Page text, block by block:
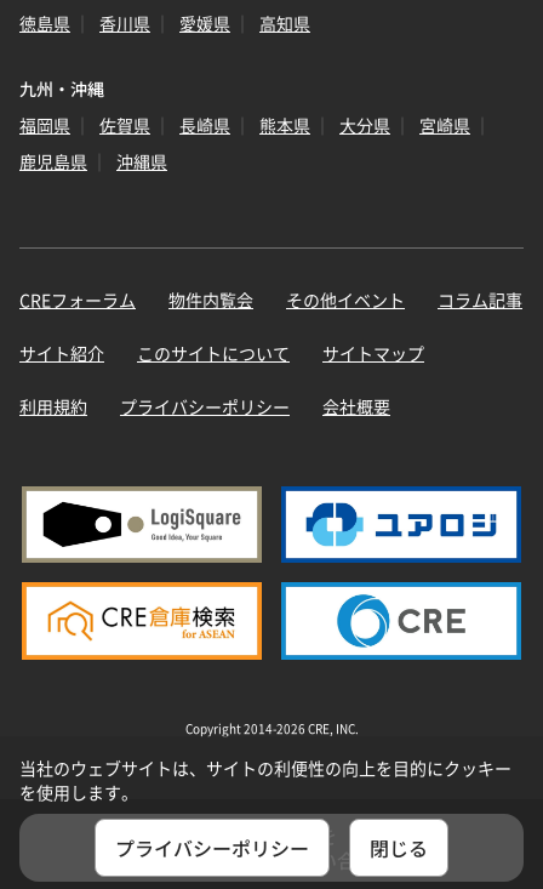
選択した物件を
まとめてお問い合わせ
徳島県
香川県 愛媛県 高知県
九州・沖縄
福岡県
佐賀県 長崎県 熊本県 大分県
宮崎県
鹿児島県
沖縄県
CREフォーラム 物件内覧会 その他イベント コラム記事
サイト紹介 このサイトについて サイトマップ
利用規約 プライバシーポリシー 会社概要
Copyright 2014-2026 CRE, INC.
当社のウェブサイトは、サイトの利便性の向上を目的にクッキー
を使用します。
プライバシーポリシー 閉じる